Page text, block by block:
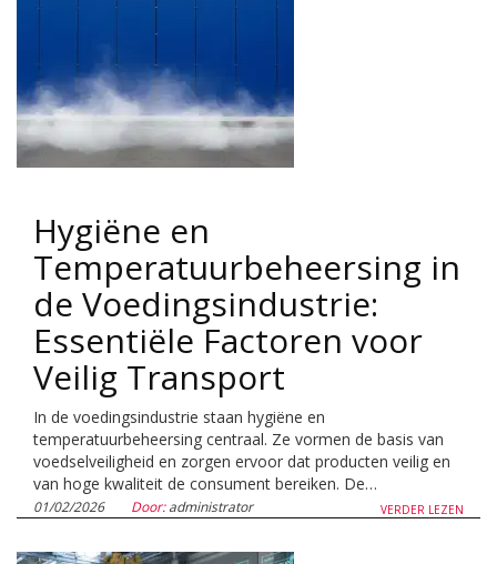
Hygiëne en
Temperatuurbeheersing in
de Voedingsindustrie:
Essentiële Factoren voor
Veilig Transport
In de voedingsindustrie staan hygiëne en
temperatuurbeheersing centraal. Ze vormen de basis van
voedselveiligheid en zorgen ervoor dat producten veilig en
van hoge kwaliteit de consument bereiken. De…
VERDER LEZEN
01/02/2026 Door:administrator